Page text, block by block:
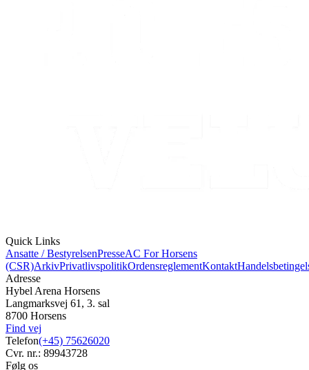
Quick Links
Ansatte / BestyrelsenPresseAC For Horsens
(CSR)ArkivPrivatlivspolitikOrdensreglementKontakt
Adresse
Hybel Arena Horsens
Langmarksvej 61, 3. sal
8700 Horsens
Find vej
Telefon(+45) 75626020
Cvr. nr.: 89943728
Følg os